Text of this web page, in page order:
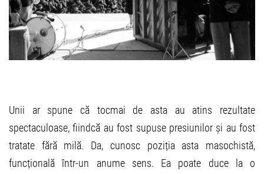
Unii ar spune că tocmai de asta au atins rezultate
spectaculoase, fiindcă au fost supuse presiunilor și au fost
tratate fără milă. Da, cunosc poziția asta masochistă,
funcțională într-un anume sens. Ea poate duce la o